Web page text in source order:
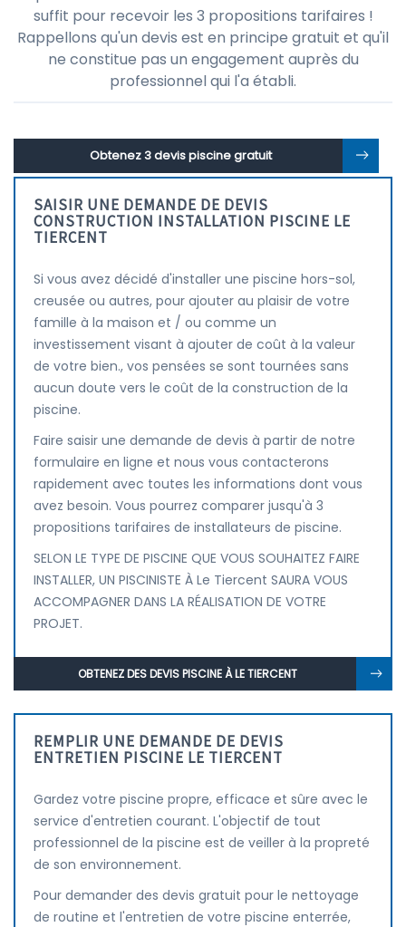
suffit pour recevoir les 3 propositions tarifaires !
Rappellons qu'un devis est en principe gratuit et qu'il
ne constitue pas un engagement auprès du
professionnel qui l'a établi.
Obtenez 3 devis piscine gratuit
SAISIR UNE DEMANDE DE DEVIS
CONSTRUCTION INSTALLATION PISCINE LE
TIERCENT
Si vous avez décidé d'installer une piscine hors-sol,
creusée ou autres, pour ajouter au plaisir de votre
famille à la maison et / ou comme un
investissement visant à ajouter de coût à la valeur
de votre bien., vos pensées se sont tournées sans
aucun doute vers le coût de la construction de la
piscine.
Faire saisir une demande de devis à partir de notre
formulaire en ligne et nous vous contacterons
rapidement avec toutes les informations dont vous
avez besoin. Vous pourrez comparer jusqu'à 3
propositions tarifaires de installateurs de piscine.
SELON LE TYPE DE PISCINE QUE VOUS SOUHAITEZ FAIRE
INSTALLER, UN PISCINISTE À Le Tiercent SAURA VOUS
ACCOMPAGNER DANS LA RÉALISATION DE VOTRE
PROJET.
OBTENEZ DES DEVIS PISCINE À LE TIERCENT
REMPLIR UNE DEMANDE DE DEVIS
ENTRETIEN PISCINE LE TIERCENT
Gardez votre piscine propre, efficace et sûre avec le
service d'entretien courant. L'objectif de tout
professionnel de la piscine est de veiller à la propreté
de son environnement.
Pour demander des devis gratuit pour le nettoyage
de routine et l'entretien de votre piscine enterrée,